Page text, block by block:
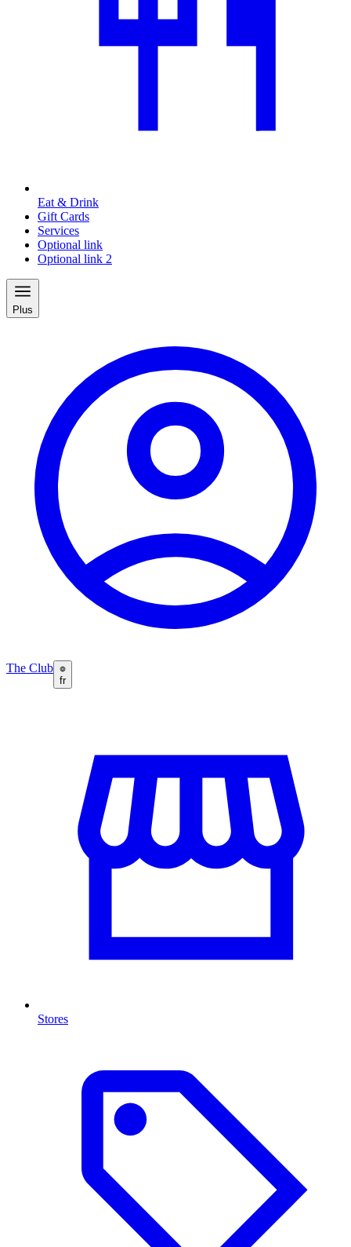
Eat & Drink
Gift Cards
Services
Optional link
Optional link 2
Plus
The Club
fr
Stores